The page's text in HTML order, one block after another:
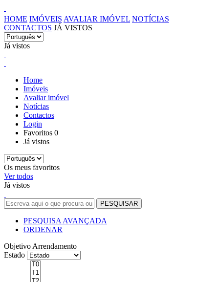
HOME IMÓVEIS AVALIAR IMÓVEL NOTÍCIAS
CONTACTOS JÁ VISTOS
Já vistos
Home
Imóveis
Avaliar imóvel
Notícias
Contactos
Login
Favoritos 0
Já vistos
Os meus favoritos
Ver todos
Já vistos
PESQUISA AVANÇADA
ORDENAR
Objetivo Arrendamento
Estado